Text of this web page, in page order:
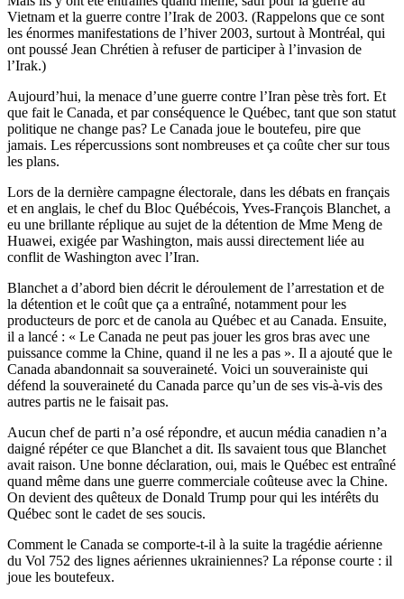
Vietnam et la guerre contre l’Irak de 2003. (Rappelons que ce sont
les énormes manifestations de l’hiver 2003, surtout à Montréal, qui
ont poussé Jean Chrétien à refuser de participer à l’invasion de
l’Irak.)
Aujourd’hui, la menace d’une guerre contre l’Iran pèse très fort. Et
que fait le Canada, et par conséquence le Québec, tant que son statut
politique ne change pas? Le Canada joue le boutefeu, pire que
jamais. Les répercussions sont nombreuses et ça coûte cher sur tous
les plans.
Lors de la dernière campagne électorale, dans les débats en français
et en anglais, le chef du Bloc Québécois, Yves-François Blanchet, a
eu une brillante réplique au sujet de la détention de Mme Meng de
Huawei, exigée par Washington, mais aussi directement liée au
conflit de Washington avec l’Iran.
Blanchet a d’abord bien décrit le déroulement de l’arrestation et de
la détention et le coût que ça a entraîné, notamment pour les
producteurs de porc et de canola au Québec et au Canada. Ensuite,
il a lancé : « Le Canada ne peut pas jouer les gros bras avec une
puissance comme la Chine, quand il ne les a pas ». Il a ajouté que le
Canada abandonnait sa souveraineté. Voici un souverainiste qui
défend la souveraineté du Canada parce qu’un de ses vis-à-vis des
autres partis ne le faisait pas.
Aucun chef de parti n’a osé répondre, et aucun média canadien n’a
daigné répéter ce que Blanchet a dit. Ils savaient tous que Blanchet
avait raison. Une bonne déclaration, oui, mais le Québec est entraîné
quand même dans une guerre commerciale coûteuse avec la Chine.
On devient des quêteux de Donald Trump pour qui les intérêts du
Québec sont le cadet de ses soucis.
Comment le Canada se comporte-t-il à la suite la tragédie aérienne
du Vol 752 des lignes aériennes ukrainiennes? La réponse courte : il
joue les boutefeux.